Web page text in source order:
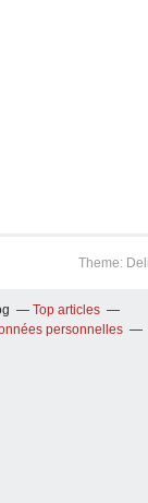
Theme:
Top articles
personnelles